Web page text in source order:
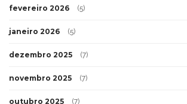
fevereiro 2026 (5)
janeiro 2026 (5)
dezembro 2025 (7)
novembro 2025 (7)
outubro 2025 (7)